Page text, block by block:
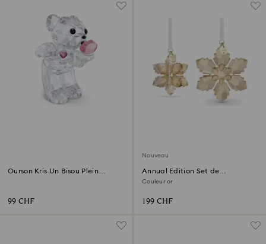
Ourson Kris Un Bisou Plein
99 CHF
Nouveau
Annual Edition Set de
Décorations 3D Festive 2026
Couleur or
199 CHF